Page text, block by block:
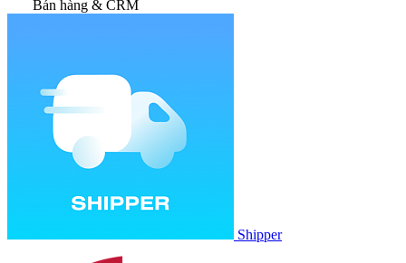
Bán hàng & CRM
Shipper